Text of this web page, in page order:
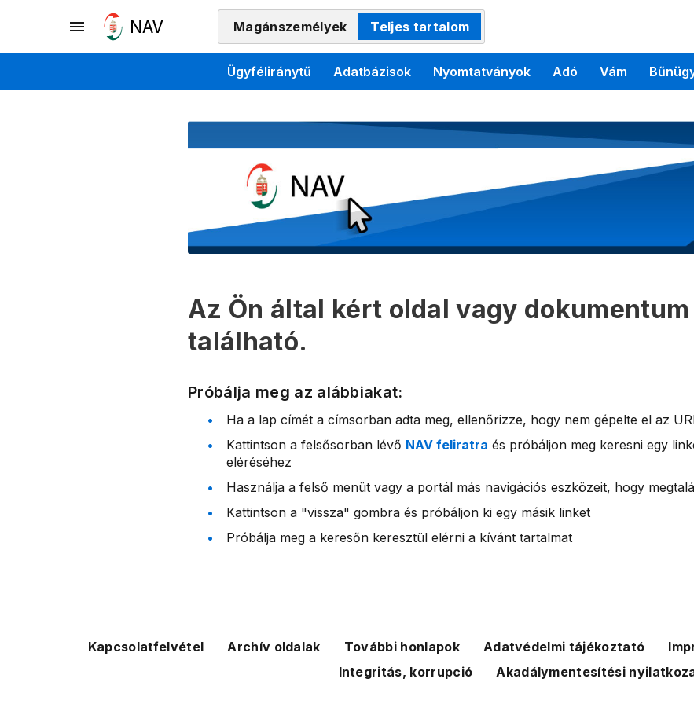
Magánszemélyek Teljes tartalom
Ügyféliránytű Adatbázisok Nyomtatványok Adó Vám
Az Ön által kért oldal vagy dokumentum
található.
Próbálja meg az alábbiakat:
Ha a lap címét a címsorban adta meg, ellenőrizze, hogy nem gépelte el az
Kattintson a felsősorban lévő NAV feliratra és próbáljon meg keresni egy
eléréséhez
Használja a felső menüt vagy a portál más navigációs eszközeit, hogy
Kattintson a "vissza" gombra és próbáljon ki egy másik linket
Próbálja meg a keresőn keresztül elérni a kívánt tartalmat
Kapcsolatfelvétel Archív oldalak További honlapok Adatvédelmi tájékoztató
Integritás, korrupció
Akadálymentesítési